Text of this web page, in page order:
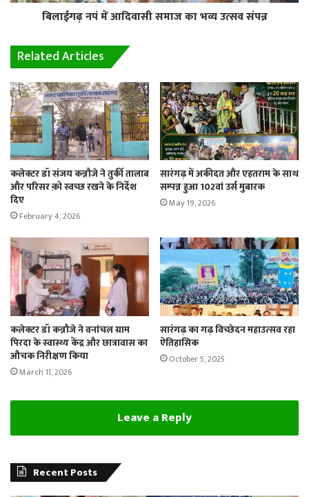
बिलाईगढ़ नपं में आदिवासी समाज का भव्य उत्सव संपन्न
Related Articles
कलेक्टर डॉ संजय कन्नौजे ने तुर्की तालाब
और परिसर क़ो स्वच्छ रखने के निर्देश
दिए
February 4, 2026
सारंगढ़ में अकीदत और एहतराम के साथ
सम्पन्न हुआ 102वां उर्स मुबारक
May 19, 2026
कलेक्टर डॉ कन्नौजे ने वनांचल ग्राम
पिरदा के स्वास्थ्य केंद्र और छात्रावास का
औचक निरीक्षण किया
March 11, 2026
सारंगढ़ का गढ़ विच्छेदन महाउत्सव रहा
ऐतिहासिक
October 5, 2025
Leave a Reply
Recent Posts